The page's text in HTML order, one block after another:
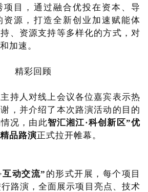
项目，通过融合优投在资本、导
资源，打造全新创业加速赋能体
、资源支持等多样化的方式，对
加速。
精彩回顾
持人对线上会议各位嘉宾表示热
，并介绍了本次路演活动的目的
况，由此智汇湘江·科创新区”优
品路演正式拉开帷幕。
动交流” 的形式开展，每个项目
路演，全面展示项目亮点、技术